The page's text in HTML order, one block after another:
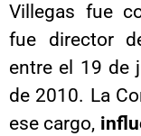
Villegas fue
fue director
entre el 19 de
de 2010. La
ese cargo,